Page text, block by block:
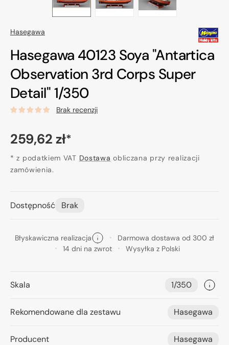
Hasegawa
Hasegawa 40123 Soya "Antartica
Observation 3rd Corps Super
Detail" 1/350
Brak recenzji
Cena
regularna
259,62 zł*
* z podatkiem VAT Dostawa obliczana przy realizacji
zamówienia.
Dostępność Brak
Błyskawiczna realizacja
Darmowa dostawa od 300 zł
14 dni na zwrot
Wysyłka z Polski
Skala 1/350
Rekomendowane dla zestawu Hasegawa
Producent Hasegawa